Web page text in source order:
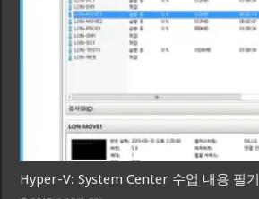
Hyper-V: System Center 수업 내용 필기